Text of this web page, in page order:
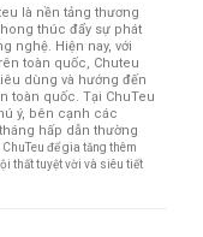
là nền tảng thương
thúc đẩy sự phát
nghệ. Hiện nay, với
toàn quốc, Chuteu
dùng và hướng đến
toàn quốc. Tại ChuTeu
ý, bên cạnh các
hấp dẫn thường
để gia tăng thêm
thất tuyệt vời và siêu tiết